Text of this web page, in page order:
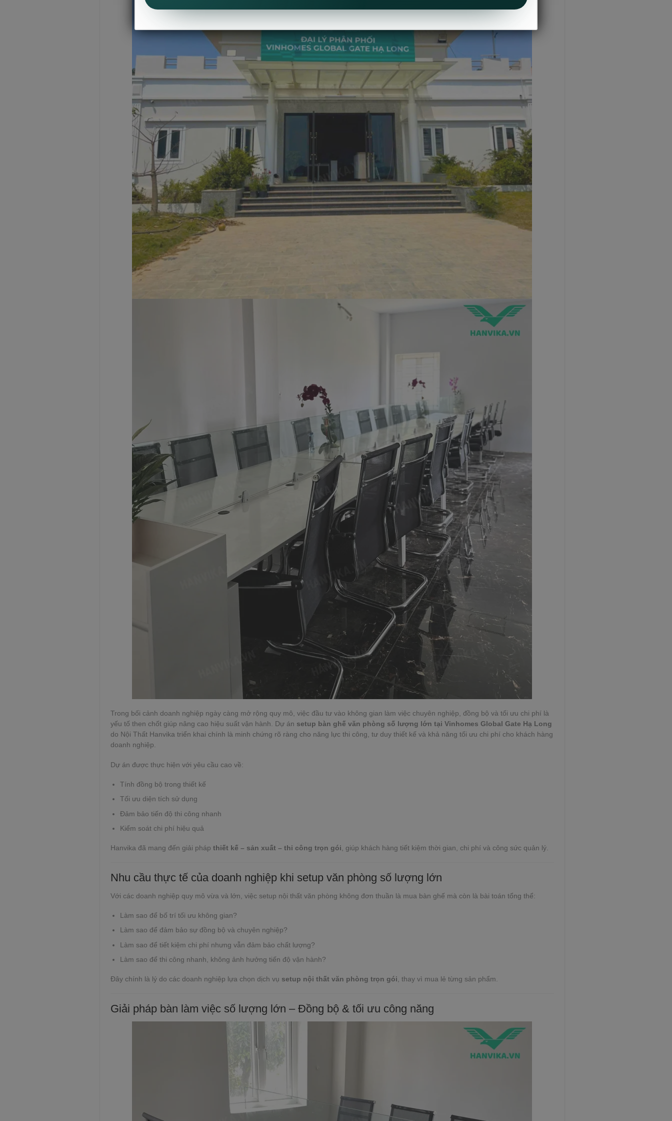
Trong bối cảnh doanh nghiệp ngày càng mở rộng quy mô, việc đầu tư vào không gian làm việc chuyên nghiệp, đồng bộ và tối ưu chi phí là
yếu tố then chốt giúp nâng cao hiệu suất vận hành. Dự án setup bàn ghế văn phòng số lượng lớn tại Vinhomes Global Gate Hạ Long
do Nội Thất Hanvika triển khai chính là minh chứng rõ ràng cho năng lực thi công, tư duy thiết kế và khả năng tối ưu chi phí cho khách hàng
doanh nghiệp.
Dự án được thực hiện với yêu cầu cao về:
Tính đồng bộ trong thiết kế
Tối ưu diện tích sử dụng
Đảm bảo tiến độ thi công nhanh
Kiểm soát chi phí hiệu quả
Hanvika đã mang đến giải phápthiết kế – sản xuất – thi công trọn gói , giúp khách hàng tiết kiệm thời gian, chi phí và công sức quản lý.
Nhu cầu thực tế của doanh nghiệp khi setup văn phòng số lượng lớn
Với các doanh nghiệp quy mô vừa và lớn, việc setup nội thất văn phòng không đơn thuần là mua bàn ghế mà còn là bài toán tổng thể:
Làm sao để bố trí tối ưu không gian?
Làm sao để đảm bảo sự đồng bộ và chuyên nghiệp?
Làm sao để tiết kiệm chi phí nhưng vẫn đảm bảo chất lượng?
Làm sao để thi công nhanh, không ảnh hưởng tiến độ vận hành?
Đây chính là lý do các doanh nghiệp lựa chọn dịch vụ setup nội thất văn phòng trọn gói , thay vì mua lẻ từng sản phẩm.
Giải pháp bàn làm việc số lượng lớn – Đồng bộ & tối ưu công năng